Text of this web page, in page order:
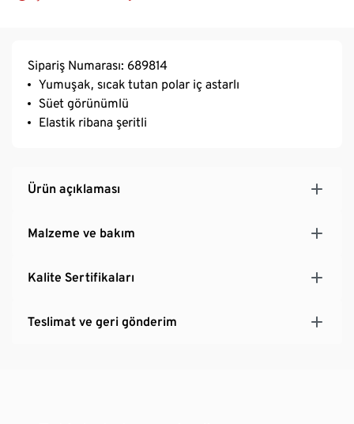
Sipariş Numarası: 689814
Yumuşak, sıcak tutan polar iç astarlı
Süet görünümlü
Elastik ribana şeritli
Ürün açıklaması
Malzeme ve bakım
Kalite Sertifikaları
Teslimat ve geri gönderim